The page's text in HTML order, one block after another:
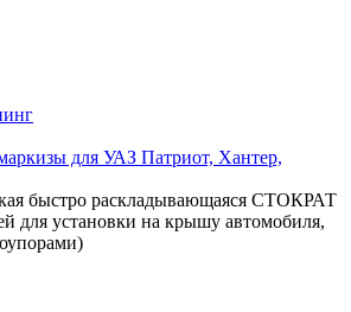
для УАЗ Патриот, Хантер,
быстро раскладывающаяся СТОКРАТ
для установки на крышу автомобиля,